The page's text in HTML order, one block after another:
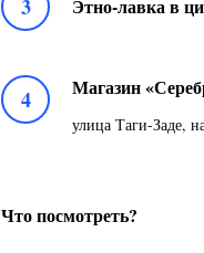
3 Этно-лавка в
4 Магазин
улица Таги-Заде,
Что посмотреть?